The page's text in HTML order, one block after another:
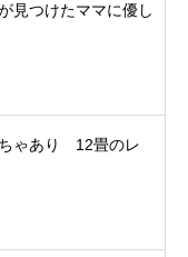
見つけたママに優し
ゃあり 12畳のレ